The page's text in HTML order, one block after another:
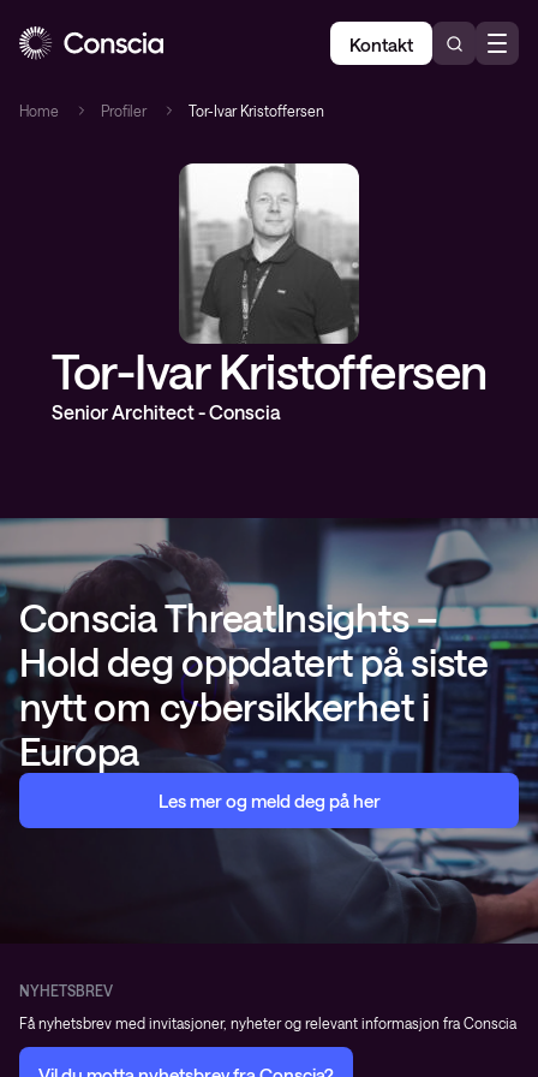
Kontakt
Home Profiler Tor-Ivar Kristoffersen
Tor-Ivar Kristoffersen
Senior Architect - Conscia
Conscia ThreatInsights –
Hold deg oppdatert på siste
nytt om cybersikkerhet i
Europa
Les mer og meld deg på her
NYHETSBREV
Få nyhetsbrev med invitasjoner, nyheter og relevant informasjon fra Conscia